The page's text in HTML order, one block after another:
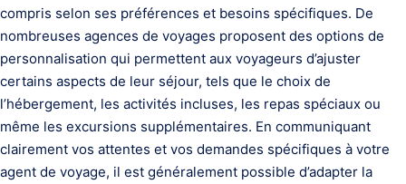
compris selon ses préférences et besoins spécifiques. De
nombreuses agences de voyages proposent des options de
personnalisation qui permettent aux voyageurs d’ajuster
certains aspects de leur séjour, tels que le choix de
l’hébergement, les activités incluses, les repas spéciaux ou
même les excursions supplémentaires. En communiquant
clairement vos attentes et vos demandes spécifiques à votre
agent de voyage, il est généralement possible d’adapter la